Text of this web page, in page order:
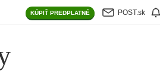
KÚPIŤ PREDPLATNÉ POST.sk